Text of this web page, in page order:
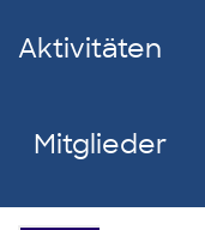
Aktivitäten
Mitglieder